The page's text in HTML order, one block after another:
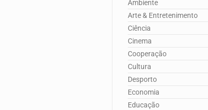
Ambiente
Arte & Entretenimento
Ciência
Cinema
Cooperação
Cultura
Desporto
Economia
Educação